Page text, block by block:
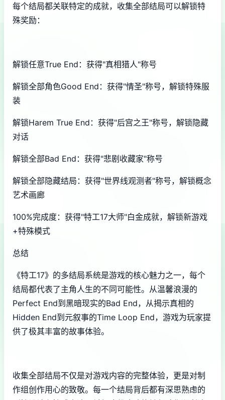
每个结局都关联特定的成就，收集全部结局可以解锁特
殊奖励：
解锁任意True End：获得"真相猎人"称号
解锁全部角色Good End：获得"情圣"称号，解锁特殊服
装
解锁Harem True End：获得"后宫之王"称号，解锁隐藏
对话
解锁全部Bad End：获得"悲剧收藏家"称号
解锁全部隐藏结局：获得"世界线观测者"称号，解锁概念
艺术画廊
100%完成度：获得"特工17大师"白金成就，解锁新游戏
+特殊模式
总结
《特工17》的多结局系统是游戏的核心魅力之一，每个
结局都代表了主角人生的不同可能性。从温馨浪漫的
Perfect End到黑暗现实的Bad End，从揭示真相的
Hidden End到元叙事的Time Loop End，游戏为玩家提
供了极其丰富的故事体验。
收集全部结局不仅是对游戏内容的完整体验，更是对制
作组创作用心的致敬。每一个结局背后都有深思熟虑的